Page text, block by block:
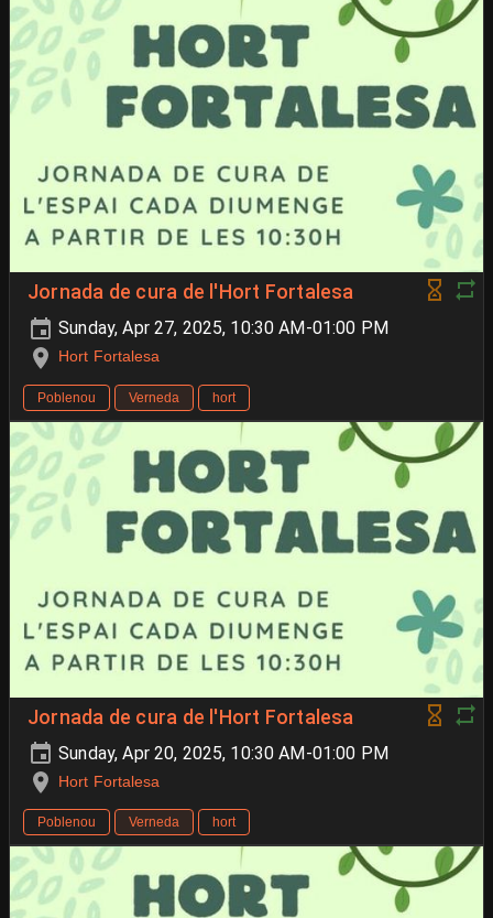
Jornada de cura de l'Hort Fortalesa
Sunday, Apr 27, 2025, 10:30 AM-01:00 PM
Hort Fortalesa
Poblenou Verneda hort
Jornada de cura de l'Hort Fortalesa
Sunday, Apr 20, 2025, 10:30 AM-01:00 PM
Hort Fortalesa
Poblenou Verneda hort